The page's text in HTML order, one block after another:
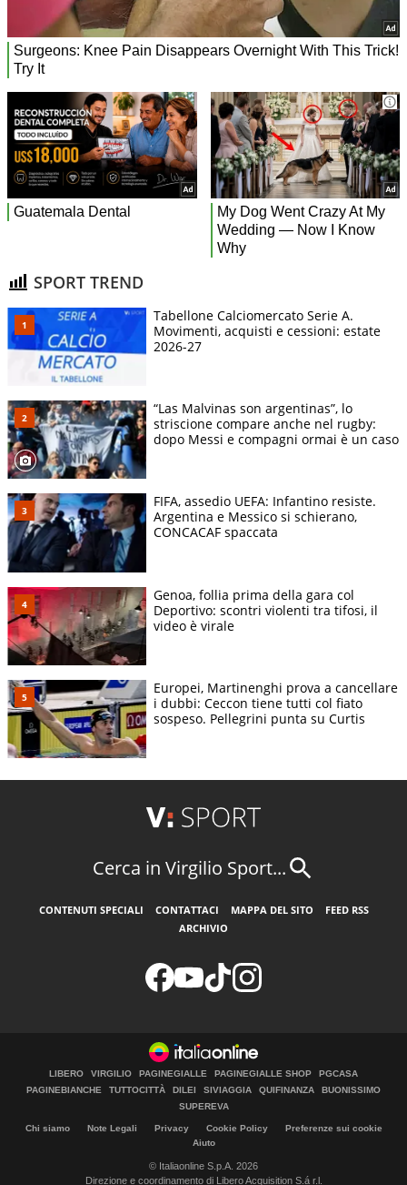
SPORT TREND
Tabellone Calciomercato Serie A.
Movimenti, acquisti e cessioni: estate
2026-27
“Las Malvinas son argentinas”, lo
striscione compare anche nel rugby:
dopo Messi e compagni ormai è un caso
FIFA, assedio UEFA: Infantino resiste.
Argentina e Messico si schierano,
CONCACAF spaccata
Genoa, follia prima della gara col
Deportivo: scontri violenti tra tifosi, il
video è virale
Europei, Martinenghi prova a cancellare
i dubbi: Ceccon tiene tutti col fiato
sospeso. Pellegrini punta su Curtis
Cerca in Virgilio Sport...
CONTENUTI SPECIALI CONTATTACI MAPPA DEL SITO
FEED RSS
ARCHIVIO
LIBERO VIRGILIO PAGINEGIALLE PAGINEGIALLE SHOP
PGCASA
PAGINEBIANCHE
TUTTOCITTÀ DILEI SIVIAGGIA QUIFINANZA
BUONISSIMO
SUPEREVA
Chi siamo Note Legali Privacy Cookie Policy
Preferenze sui cookie
Aiuto
© Italiaonline S.p.A. 2026
Direzione e coordinamento di Libero Acquisition S.á r.l.